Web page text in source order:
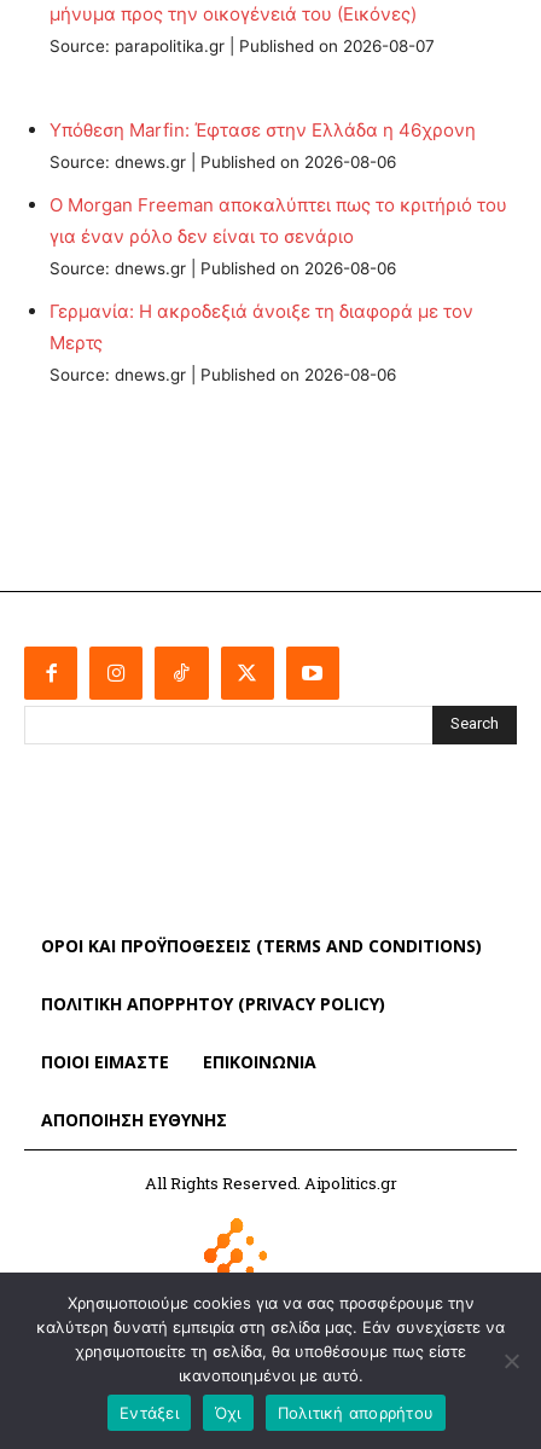
μήνυμα προς την οικογένειά του (Εικόνες)
Source: parapolitika.gr Published on 2026-08-07
Υπόθεση Marfin: Έφτασε στην Ελλάδα η 46χρονη
Source: dnews.gr Published on 2026-08-06
Ο Morgan Freeman αποκαλύπτει πως το κριτήριό του
για έναν ρόλο δεν είναι το σενάριο
Source: dnews.gr Published on 2026-08-06
Γερμανία: Η ακροδεξιά άνοιξε τη διαφορά με τον
Μερτς
Source: dnews.gr Published on 2026-08-06
Search
ΌΡΟΙ ΚΑΙ ΠΡΟΫΠΟΘΈΣΕΙΣ (TERMS AND CONDITIONS)
ΠΟΛΙΤΙΚΗ ΑΠΟΡΡΗΤΟΥ (PRIVACY POLICY)
ΠΟΙΟΙ ΕΙΜΑΣΤΕ ΕΠΙΚΟΙΝΩΝΙΑ
ΑΠΟΠΟΊΗΣΗ ΕΥΘΎΝΗΣ
All Rights Reserved. Aipolitics.gr
Χρησιμοποιούμε cookies για να σας προσφέρουμε την
καλύτερη δυνατή εμπειρία στη σελίδα μας. Εάν συνεχίσετε να
χρησιμοποιείτε τη σελίδα, θα υποθέσουμε πως είστε
ικανοποιημένοι με αυτό.
Εντάξει
Όχι Πολιτική απορρήτου